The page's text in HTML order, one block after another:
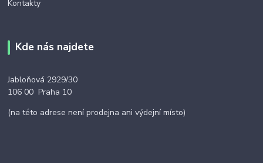
Kontakty
Kde nás najdete
Jabloňová 2929/30
106 00 Praha 10
(na této adrese není prodejna ani výdejní místo)